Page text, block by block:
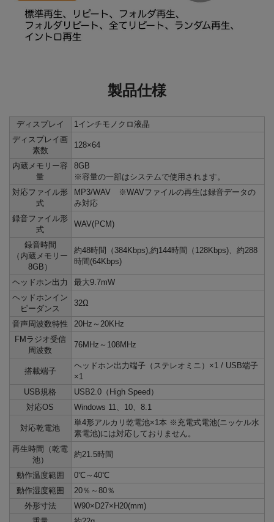
製品仕様
ディスプレイ
1インチモノクロ液晶
ディスプレイ画
素数
128×64
内蔵メモリー容
量
8GB
※容量の一部はシステムで使用されます。
対応ファイル形
式
MP3/WAV ※WAVファイルの再生は録音データの
み対応
録音ファイル形
式
WAV(PCM)
録音時間
（内蔵メモリー
8GB）
約48時間（384Kbps),約144時間（128Kbps)、約288
時間(64Kbps)
ヘッドホン出力
最大9.7mW
ヘッドホンイン
ピーダンス
32Ω
音声周波数特性
20Hz～20KHz
FMラジオ受信
周波数
76MHz～108MHz
搭載端子
ヘッドホン出力端子（ステレオミニ）×1 / USB端子
×1
USB規格
USB2.0（High Speed）
対応OS
Windows 11、10、8.1
対応乾電池
単4形アルカリ乾電池×1本 ※充電式電池(ニッケル水
素電池)には対応しておりません。
再生時間（乾電
池）
約21.5時間
動作温度範囲
0℃～40℃
動作湿度範囲
20％～80％
外形寸法
W90×D27×H20(mm)